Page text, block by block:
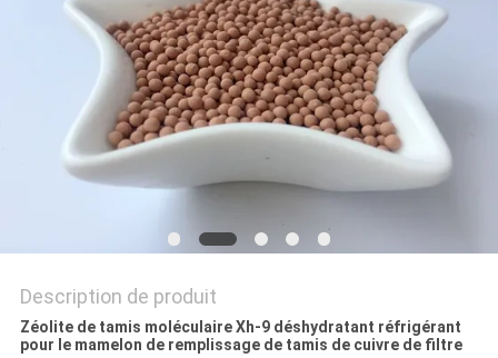
DEMANDER
UN DEVIS
PLAN
POLICY
Description de produit
Zéolite de tamis moléculaire Xh-9 déshydratant réfrigérant
pour le mamelon de remplissage de tamis de cuivre de filtre